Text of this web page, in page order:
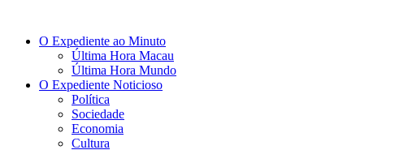
O Expediente ao Minuto
Última Hora Macau
Última Hora Mundo
O Expediente Noticioso
Política
Sociedade
Economia
Cultura